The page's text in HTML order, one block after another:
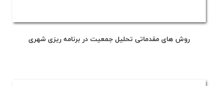
روش های مقدماتی تحلیل جمعیت در برنامه ریزی شهری